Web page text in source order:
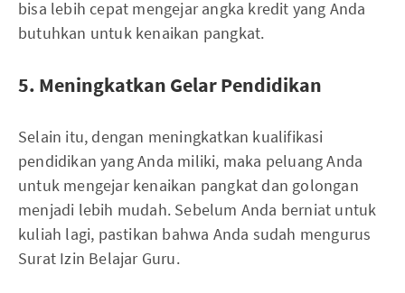
bisa lebih cepat mengejar angka kredit yang Anda
butuhkan untuk kenaikan pangkat.
5. Meningkatkan Gelar Pendidikan
Selain itu, dengan meningkatkan kualifikasi
pendidikan yang Anda miliki, maka peluang Anda
untuk mengejar kenaikan pangkat dan golongan
menjadi lebih mudah. Sebelum Anda berniat untuk
kuliah lagi, pastikan bahwa Anda sudah mengurus
Surat Izin Belajar Guru.